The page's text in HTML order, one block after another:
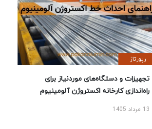
رپورتاژ
تجهیزات و دستگاه‌های موردنیاز برای
راه‌اندازی کارخانه اکستروژن آلومینیوم
13 مرداد 1405